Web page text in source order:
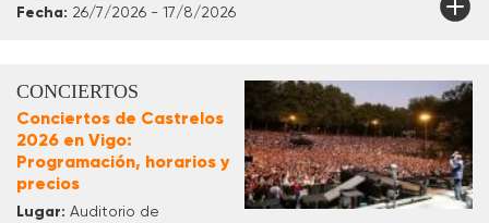
Fecha: 26/7/2026 - 17/8/2026
CONCIERTOS
Conciertos de Castrelos
2026 en Vigo:
Programación, horarios y
precios
Lugar: Auditorio de